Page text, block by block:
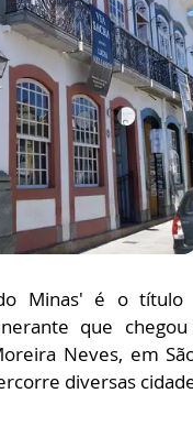
Minas' é o título
que
Neves, em
diversas